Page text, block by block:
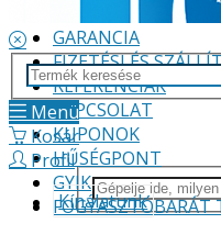
VÁLLALKOZÁS
GARANCIA
FIZETÉSI ÉS
REFERENCIÁK
KAPCSOLAT
KUPONOK
HŰSÉGPONT
GYIK
FOGYASZTÓBARÁT
Menü
Kosár
Profil
Kínálatunk